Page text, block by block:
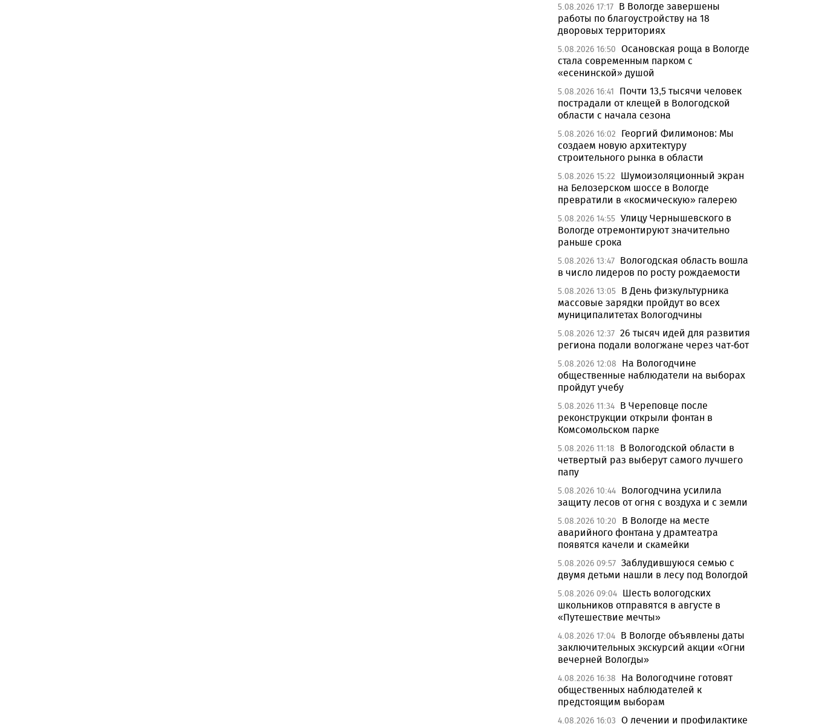
5.08.2026 17:17 В Вологде завершены
работы по благоустройству на 18
дворовых территориях
5.08.2026 16:50 Осановская роща в Вологде
стала современным парком с
«есенинской» душой
5.08.2026 16:41
Почти 13,5 тысячи человек
пострадали от клещей в Вологодской
области с начала сезона
5.08.2026 16:02
Георгий Филимонов: Мы
создаем новую архитектуру
строительного рынка в области
5.08.2026 15:22
Шумоизоляционный экран
на Белозерском шоссе в Вологде
превратили в «космическую» галерею
5.08.2026 14:55 Улицу Чернышевского в
Вологде отремонтируют значительно
раньше срока
5.08.2026 13:47 Вологодская область вошла
в число лидеров по росту рождаемости
5.08.2026 13:05 В День физкультурника
массовые зарядки пройдут во всех
муниципалитетах Вологодчины
5.08.2026 12:37 26 тысяч идей для развития
региона подали вологжане через чат-бот
5.08.2026 12:08
На Вологодчине
общественные наблюдатели на выборах
пройдут учебу
5.08.2026 11:34 В Череповце после
реконструкции открыли фонтан в
Комсомольском парке
5.08.2026 11:18
В Вологодской области в
четвертый раз выберут самого лучшего
папу
5.08.2026 10:44 Вологодчина усилила
защиту лесов от огня с воздуха и с земли
5.08.2026 10:20
В Вологде на месте
аварийного фонтана у драмтеатра
появятся качели и скамейки
5.08.2026 09:57 Заблудившуюся семью с
двумя детьми нашли в лесу под Вологдой
5.08.2026 09:04 Шесть вологодских
школьников отправятся в августе в
«Путешествие мечты»
4.08.2026 17:04 В Вологде объявлены даты
заключительных экскурсий акции «Огни
вечерней Вологды»
4.08.2026 16:38
На Вологодчине готовят
общественных наблюдателей к
предстоящим выборам
4.08.2026 16:03 О лечении и профилактике